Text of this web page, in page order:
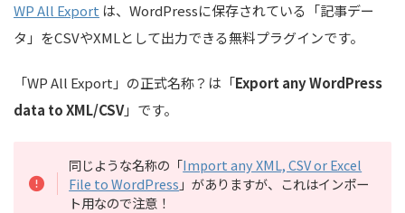
WP All Export は、WordPressに保存されている「記事デー
タ」をCSVやXMLとして出力できる無料プラグインです。
「WP All Export」の正式名称？は「Export any WordPress
data to XML/CSV」です。
同じような名称の「Import any XML, CSV or Excel
File to WordPress 」がありますが、これはインポー
ト用なので注意！